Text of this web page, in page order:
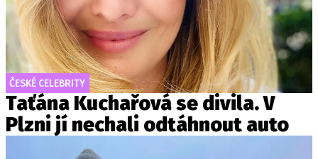
ČESKÉ CELEBRITY
Taťána Kuchařová se divila. V
Plzni jí nechali odtáhnout auto